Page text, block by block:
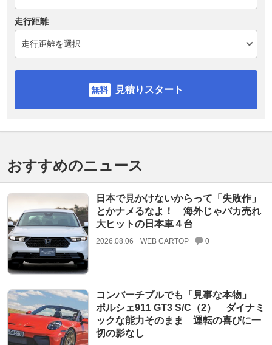
走行距離
見積りスタート
おすすめのニュース
日本で見かけないからって「失敗作」
とかナメるなよ！ 海外じゃバカ売れ
大ヒットの日本車４台
2026.08.06 WEB CARTOP 0
コンバーチブルでも「見事な本物」
ポルシェ911 GT3 S/C（2） ダイナミ
ックな能力そのまま 運転の喜びに一
切の影なし